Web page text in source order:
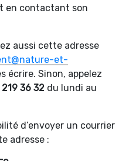
en contactant son
aussi cette adresse
et-
écrire. Sinon, appelez
36 32 du lundi au
d’envoyer un courrier
adresse :